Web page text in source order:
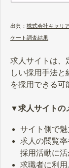
出典： 株式会社キャリ
ケート調査結果
求人サイトは、
しい採用手法
を採用できる可
▼求人サイトの
サイト側で
求人の閲覧
採用活動に活
求職者に利